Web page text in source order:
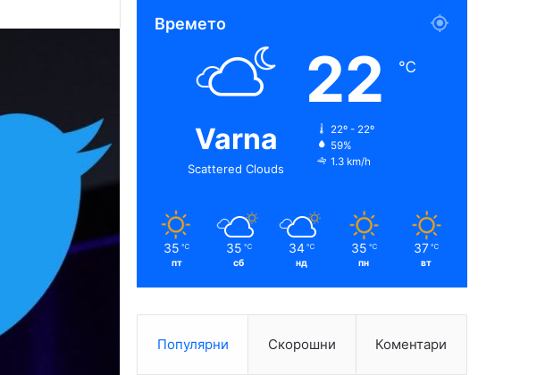
Времето
Varna
Scattered Clouds
22 ℃
22º - 22º
59%
1.3 km/h
35 ℃
пт
35 ℃
сб
34 ℃
нд
35 ℃
пн
37 ℃
вт
Популярни Скорошни Коментари